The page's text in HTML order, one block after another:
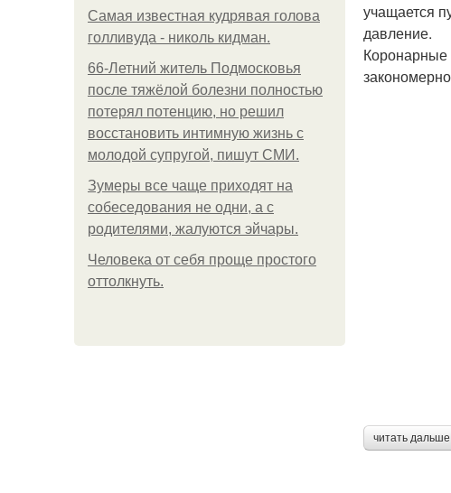
Самая известная кудрявая голова
голливуда - николь кидман.
66-Летний житель Подмосковья
после тяжёлой болезни полностью
потерял потенцию, но решил
восстановить интимную жизнь с
молодой супругой, пишут СМИ.
Зумеры все чаще приходят на
собеседования не одни, а с
родителями, жалуются эйчары.
Человека от себя проще простого
оттолкнуть.
учащается
давление.
Коронарные
читать